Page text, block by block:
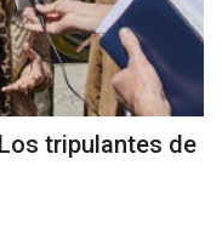
tripulantes de